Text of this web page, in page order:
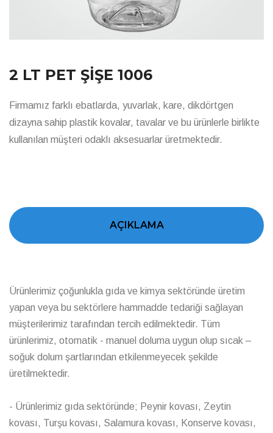
2 LT PET ŞİŞE 1006
Firmamız farklı ebatlarda, yuvarlak, kare, dikdörtgen
dizayna sahip plastik kovalar, tavalar ve bu ürünlerle birlikte
kullanılan müşteri odaklı aksesuarlar üretmektedir.
AÇIKLAMA
Ürünlerimiz çoğunlukla gıda ve kimya sektöründe üretim
yapan veya bu sektörlere hammadde tedariği sağlayan
müşterilerimiz tarafından tercih edilmektedir. Tüm
ürünlerimiz, otomatik - manuel doluma uygun olup sıcak –
soğuk dolum şartlarından etkilenmeyecek şekilde
üretilmektedir.
- Ürünlerimiz gıda sektöründe; Peynir kovası, Zeytin
kovası, Turşu kovası, Salamura kovası, Konserve kovası,